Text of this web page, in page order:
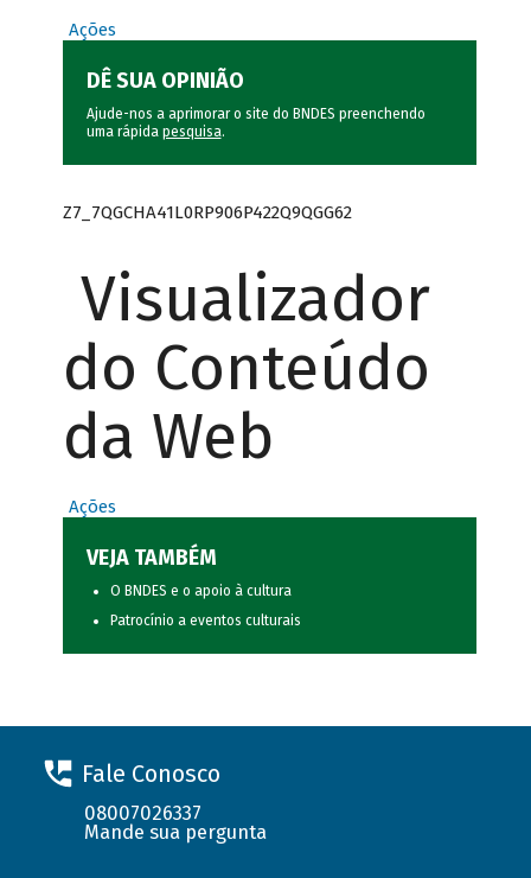
Ações
DÊ SUA OPINIÃO
Ajude-nos a aprimorar o site do BNDES preenchendo
uma rápida pesquisa.
Z7_7QGCHA41L0RP906P422Q9QGG62
Visualizador
do Conteúdo
da Web
Ações
VEJA TAMBÉM
O BNDES e o apoio à cultura
Patrocínio a eventos culturais
Fale Conosco
08007026337
Mande sua pergunta